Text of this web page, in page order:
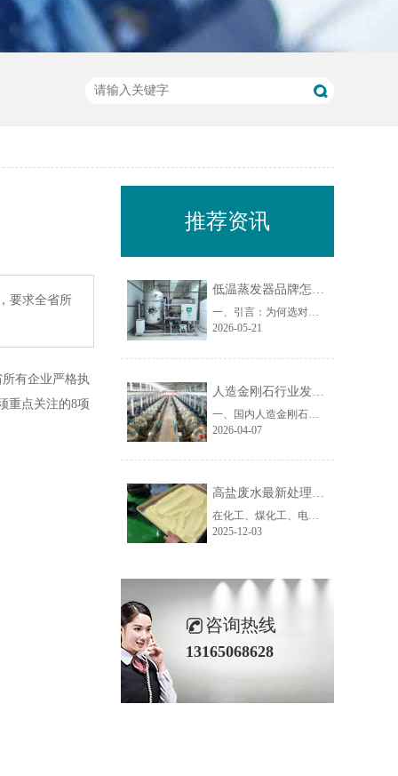
要求全省所
有企业严格执
重点关注的8项
推荐资讯
低温蒸发器品牌怎么选？从材质、能耗、售后 3 个维度对比
一、引言：为何选对低温蒸发器品牌至关重要？在工业废水处理领域，低温蒸发器作为实现废水减量化、资源化的核心设备，其品牌选择直接影响项目投资回报率、运行稳定性及长期运维成本。尤其在处理化学镍废水、切削液废水、乳化液废水、荧光检测废水等复杂危废时，设备材质、能耗水平和售后服务能力成为决定项目成败的关......
2026-05-21
人造金刚石行业发展困局与趋势分析及废水处理难点解析
一、国内人造金刚石行业发展现状与核心发展困境我国是全球人造金刚石第一生产大国，高温高压法（HTHP）工业金刚石产能占全球95%以上，诞生了以润宝人造金刚石为代表的大批超硬材料企业，产品覆盖磨料磨具、石材加工、珠宝首饰等传统领域。但随着行业发展进入深水区，多数金刚石生产企业正面临多重发展困境，生存与转......
2026-04-07
在化工、煤化工、电镀、制药等工业领域，高盐废水因其含盐量高、成分复杂、处理难度大等特点，一直是环保治理的重点与难点。随着“双碳”战略推进及环保标准日趋严格，传统处理工艺已难以满足“零排放”与资源化利用的需求，高盐废水最新处理技术及配套高盐废水处理设备的创新升级成为行业破局关键。作为深耕工业废水......
2025-12-03
咨询热线
13165068628